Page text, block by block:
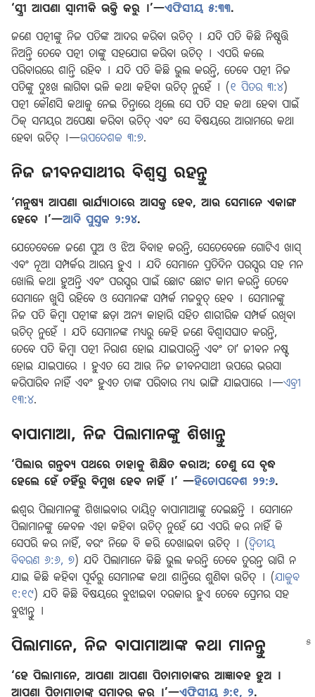
‘ସ୍ତ୍ରୀ ଆପଣା ସ୍ୱାମୀକି ଭକ୍ତି କରୁ ।’—ଏଫିସୀୟ ୫:୩୩.
ଜଣେ ପତ୍ନୀଙ୍କୁ ନିଜ ପତିଙ୍କ ଆଦର କରିବା ଉଚିତ୍‌ । ଯଦି ପତି କିଛି ନିଷ୍ପତ୍ତି
ନିଅନ୍ତି ତେବେ ପତ୍ନୀ ତାଙ୍କୁ ସହଯୋଗ କରିବା ଉଚିତ୍‌ । ଏପରି କଲେ
ପରିବାରରେ ଶାନ୍ତି ରହିବ । ଯଦି ପତି କିଛି ଭୁଲ କରନ୍ତି, ତେବେ ପତ୍ନୀ ନିଜ
ପତିଙ୍କୁ ଦୁଃଖ ଲାଗିବା ଭଳି କଥା କହିବା ଉଚିତ୍‌ ନୁହେଁ । (୧ ପିତର ୩:୪)
ପତ୍ନୀ କୌଣସି କଥାକୁ ନେଇ ଚିନ୍ତାରେ ଥିଲେ ସେ ପତି ସହ କଥା ହେବା ପାଇଁ
ଠିକ୍‌ ସମୟର ଅପେକ୍ଷା କରିବା ଉଚିତ୍‌ ଏବଂ ସେ ବିଷୟରେ ଆରାମରେ କଥା
ହେବା ଉଚିତ୍‌ ।—ଉପଦେଶକ ୩:୭.
ନିଜ ଜୀବନସାଥୀର ବିଶ୍ୱସ୍ତ ରହନ୍ତୁ
‘ମନୁଷ୍ୟ ଆପଣା ଭାର୍ଯ୍ୟାଠାରେ ଆସକ୍ତ ହେବ, ଆଉ ସେମାନେ ଏକାଙ୍ଗ
ହେବେ ।’—ଆଦି ପୁସ୍ତକ ୨:୨୪.
ଯେତେବେଳେ ଜଣେ ପୁଅ ଓ ଝିଅ ବିବାହ କରନ୍ତି, ସେତେବେଳେ ଗୋଟିଏ ଖାସ୍‌
ଏବଂ ନୂଆ ସମ୍ପର୍କର ଆରମ୍ଭ ହୁଏ । ଯଦି ସେମାନେ ପ୍ରତିଦିନ ପରସ୍ପର ସହ ମନ
ଖୋଲି କଥା ହୁଅନ୍ତି ଏବଂ ପରସ୍ପର ପାଇଁ ଛୋଟ ଛୋଟ କାମ କରନ୍ତି ତେବେ
ସେମାନେ ଖୁସି ରହିବେ ଓ ସେମାନଙ୍କ ସମ୍ପର୍କ ମଜବୁତ୍‌ ହେବ । ସେମାନଙ୍କୁ
ନିଜ ପତି କିମ୍ବା ପତ୍ନୀଙ୍କ ଛଡ଼ା ଅନ୍ୟ କାହାରି ସହିତ ଶାରୀରିକ ସମ୍ପର୍କ ରଖିବା
ଉଚିତ୍‌ ନୁହେଁ । ଯଦି ସେମାନଙ୍କ ମଧ୍ୟରୁ କେହି ଜଣେ ବିଶ୍ୱାସଘାତ କରନ୍ତି,
ତେବେ ପତି କିମ୍ବା ପତ୍ନୀ ନିରାଶ ହୋଇ ଯାଇପାରନ୍ତି ଏବଂ ତାʼ ଜୀବନ ନଷ୍ଟ
ହୋଇ ଯାଇପାରେ । ହୁଏତ ସେ ଆଉ ନିଜ ଜୀବନସାଥୀ ଉପରେ ଭରସା
କରିପାରିବ ନାହିଁ ଏବଂ ହୁଏତ ତାଙ୍କ ପରିବାର ମଧ୍ୟ ଭାଙ୍ଗି ଯାଇପାରେ ।—ଏବ୍ରୀ
୧୩:୪.
ବାପାମାଆ, ନିଜ ପିଲାମାନଙ୍କୁ ଶିଖାନ୍ତୁ
‘ପିଲାର ଗନ୍ତବ୍ୟ ପଥରେ ତାହାକୁ ଶିକ୍ଷିତ କରାଅ; ତେଣୁ ସେ ବୃଦ୍ଧ
ହେଲେ ହେଁ ତହିଁରୁ ବିମୁଖ ହେବ ନାହିଁ ।’ —ହିତୋପଦେଶ ୨୨:୬.
ଈଶ୍ୱର ପିଲାମାନଙ୍କୁ ଶିଖାଇବାର ଦାୟିତ୍ୱ ବାପାମାଆଙ୍କୁ ଦେଇଛନ୍ତି । ସେମାନେ
ପିଲାମାନଙ୍କୁ କେବଳ ଏହା କହିବା ଉଚିତ୍‌ ନୁହେଁ ଯେ ଏପରି କର ନାହିଁ କି
ସେପରି କର ନାହିଁ, ବରଂ ନିଜେ ବି କରି ଦେଖାଇବା ଉଚିତ୍‌ । (ଦ୍ୱିତୀୟ
ବିବରଣ ୬:୬, ୭) ଯଦି ପିଲାମାନେ କିଛି ଭୁଲ କରନ୍ତି ତେବେ ତୁରନ୍ତ ରାଗି ନ
ଯାଇ କିଛି କହିବା ପୂର୍ବରୁ ସେମାନଙ୍କ କଥା ଶାନ୍ତିରେ ଶୁଣିବା ଉଚିତ୍‌ । (ଯାକୁବ
୧:୧୯) ଯଦି କିଛି ବିଷୟରେ ବୁଝାଇବା ଦରକାର ହୁଏ ତେବେ ପ୍ରେମର ସହ
ବୁଝାନ୍ତୁ ।
ପିଲାମାନେ, ନିଜ ବାପାମାଆଙ୍କ କଥା ମାନନ୍ତୁ
‘ହେ ପିଲାମାନେ, ଆପଣା ଆପଣା ପିତାମାତାଙ୍କର ଆଜ୍ଞାବହ ହୁଅ ।